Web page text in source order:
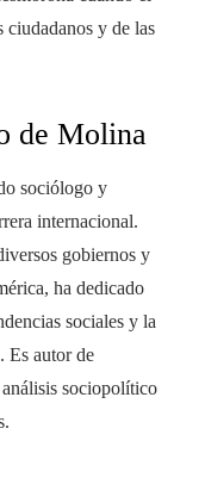
ciudadanos y de las
de Molina
sociólogo y
internacional.
gobiernos y
ha dedicado
sociales y la
Es autor de
sociopolítico